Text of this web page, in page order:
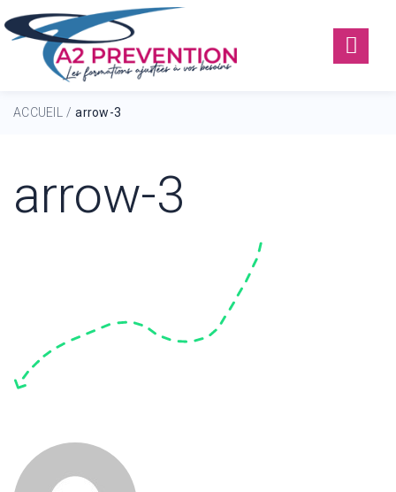
ACCUEIL / arrow-3
arrow-3